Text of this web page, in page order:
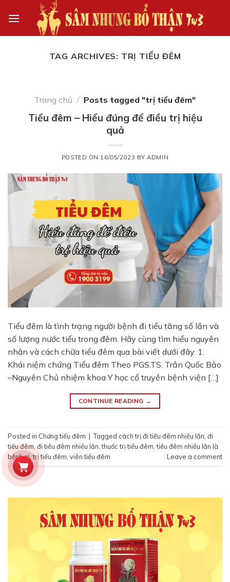
TAG ARCHIVES: TRỊ TIỂU ĐÊM
Trang chủ / Posts tagged "trị tiểu đêm"
Tiểu đêm – Hiểu đúng để điều trị hiệu
quả
POSTED ON 16/05/2023 BYADMIN
Tiểu đêm là tình trạng người bệnh đi tiểu tăng số lần và
số lượng nước tiểu trong đêm. Hãy cùng tìm hiểu nguyên
nhân và cách chữa tiểu đêm qua bài viết dưới đây. 1.
Khái niệm chứng Tiểu đêm Theo PGS.TS. Trần Quốc Bảo
–Nguyên Chủ nhiệm khoa Y học cổ truyền bệnh viện […]
CONTINUE READING →
Posted in Chứng tiểu đêm | Tagged cách trị đi tiểu đêm nhiều lần đi
tiểu đêm,đi tiểu đêm nhiều lần ,thuốc trị tiểu đêm ,tiểu đêm nhiều lần là
bệnh gì ,trị tiểu đêm viên tiểu đêm Leave a comment